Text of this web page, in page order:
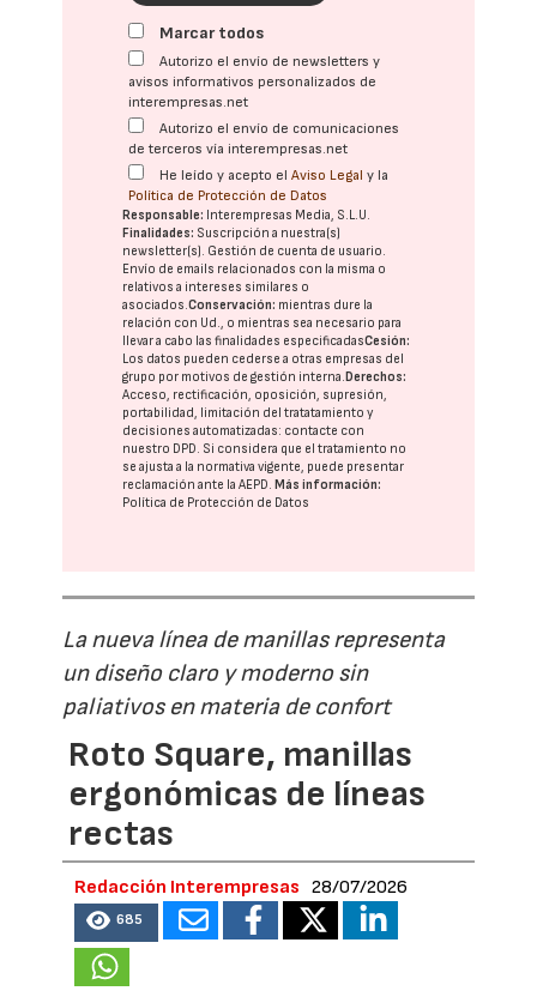
Marcar todos
Autorizo el envío de newsletters y
avisos informativos personalizados de
interempresas.net
Autorizo el envío de comunicaciones
de terceros vía interempresas.net
He leído y acepto elAviso Legal y la
Política de Protección de Datos
Responsable: Interempresas Media, S.L.U.
Finalidades: Suscripción a nuestra(s)
newsletter(s). Gestión de cuenta de usuario.
Envío de emails relacionados con la misma o
relativos a intereses similares o
asociados.Conservación: mientras dure la
relación con Ud., o mientras sea necesario para
llevar a cabo las finalidades especificadasCesión:
Los datos pueden cederse a otras empresas del
grupo por motivos de gestión interna. Derechos:
Acceso, rectificación, oposición, supresión,
portabilidad, limitación del tratatamiento y
decisiones automatizadas: contacte con
nuestro DPD. Si considera que el tratamiento no
se ajusta a la normativa vigente, puede presentar
reclamación ante laAEPD. Más información:
Política de Protección de Datos
La nueva línea de manillas representa
un diseño claro y moderno sin
paliativos en materia de confort
Roto Square, manillas
ergonómicas de líneas
rectas
Redacción Interempresas 28/07/2026
685